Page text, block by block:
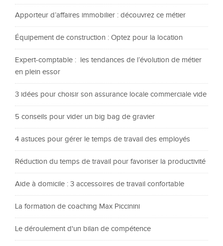
Apporteur d’affaires immobilier : découvrez ce métier
Équipement de construction : Optez pour la location
Expert-comptable : les tendances de l’évolution de métier
en plein essor
3 idées pour choisir son assurance locale commerciale vide
5 conseils pour vider un big bag de gravier
4 astuces pour gérer le temps de travail des employés
Réduction du temps de travail pour favoriser la productivité
Aide à domicile : 3 accessoires de travail confortable
La formation de coaching Max Piccinini
Le déroulement d'un bilan de compétence